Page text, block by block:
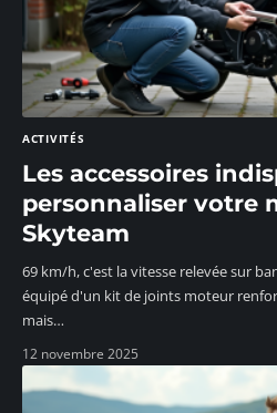
ACTIVITÉS
Les accessoires
personnaliser votre
Skyteam
69 km/h, c'est la vitesse relevée sur
équipé d'un kit de joints moteur
mais…
12 novembre 2025